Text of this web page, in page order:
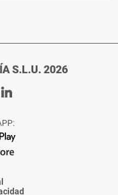
S.L.U. 2026
de
Almería
Ir
de
La
Voz